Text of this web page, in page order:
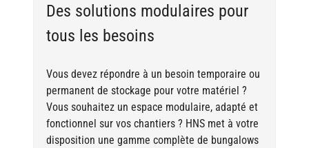
Des solutions modulaires pour
tous les besoins
Vous devez répondre à un besoin temporaire ou
permanent de stockage pour votre matériel ?
Vous souhaitez un espace modulaire, adapté et
fonctionnel sur vos chantiers ? HNS met à votre
disposition une gamme complète de bungalows